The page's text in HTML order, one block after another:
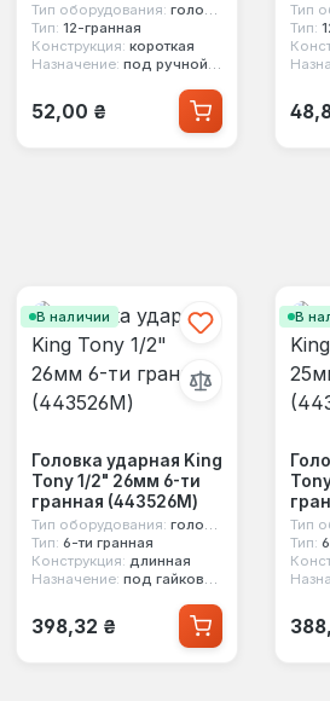
Тип оборудования: головка стандартная
Тип: 12-гранная
Конструкция: короткая
Назначение: под ручной инструмент
Обычная цена:
52,00 ₴
Тип
Тип:
В наличии
Головка ударная King
Tony 1/2" 26мм 6-ти
гранная (443526M)
Тип оборудования: головка ударная
Тип: 6-ти гранная
Конструкция: длинная
Назначение: под гайковерт
Обычная цена:
398,32 ₴
В
Тип
Тип: